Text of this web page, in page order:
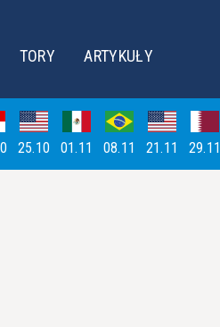
TORY ARTYKUŁY
25.10 01.11 08.11 21.11 29.11